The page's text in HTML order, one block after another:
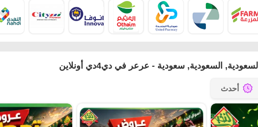
السعودية, سعودية - عرعر في دي4دي أونلاين
أحدث